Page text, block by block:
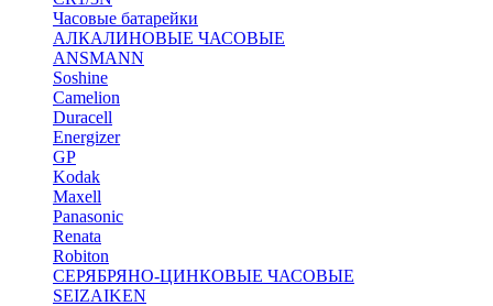
Часовые батарейки
АЛКАЛИНОВЫЕ ЧАСОВЫЕ
ANSMANN
Soshine
Camelion
Duracell
Energizer
GP
Kodak
Maxell
Panasonic
Renata
Robiton
СЕРЯБРЯНО-ЦИНКОВЫЕ ЧАСОВЫЕ
SEIZAIKEN